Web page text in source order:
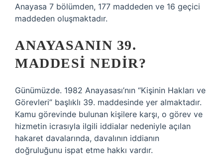
Anayasa 7 bölümden, 177 maddeden ve 16 geçici
maddeden oluşmaktadır.
ANAYASANIN 39.
MADDESI NEDIR?
Günümüzde. 1982 Anayasası’nın “Kişinin Hakları ve
Görevleri” başlıklı 39. maddesinde yer almaktadır.
Kamu görevinde bulunan kişilere karşı, o görev ve
hizmetin icrasıyla ilgili iddialar nedeniyle açılan
hakaret davalarında, davalının iddianın
doğruluğunu ispat etme hakkı vardır.